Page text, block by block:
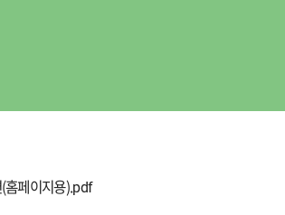
홈페이지용).pdf